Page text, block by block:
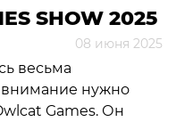
SHOW 2025
08 июня 2025
весьма
внимание нужно
Games. Он